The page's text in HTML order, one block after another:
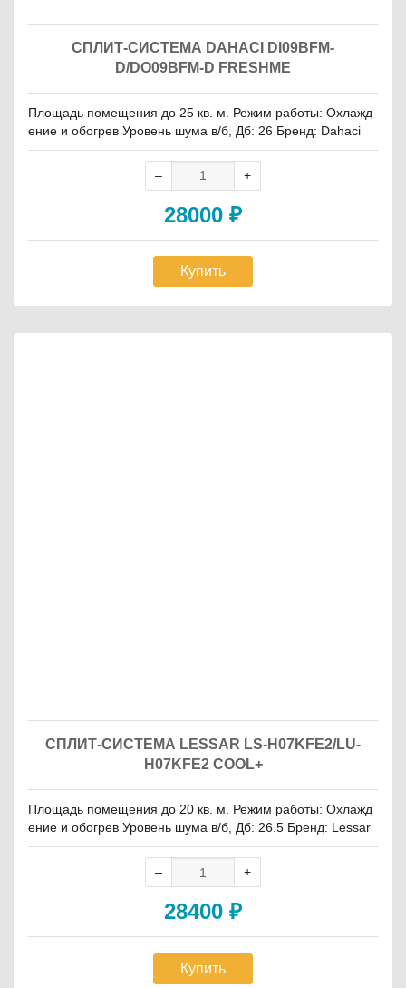
СПЛИТ-СИСТЕМА DAHACI DI09BFM-
D/DO09BFM-D FRESHME
Площадь помещения до 25 кв. м. Режим работы: Охлажд
ение и обогрев Уровень шума в/б, Дб: 26 Бренд: Dahaci
28000 ₽
Купить
СПЛИТ-СИСТЕМА LESSAR LS-H07KFE2/LU-
H07KFE2 COOL+
Площадь помещения до 20 кв. м. Режим работы: Охлажд
ение и обогрев Уровень шума в/б, Дб: 26.5 Бренд: Lessar
28400 ₽
Купить